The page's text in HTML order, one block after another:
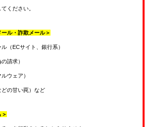
ください。
ル・詐欺メール＞
（ECサイト、銀行系）
請求）
ウェア）
どの甘い罠）など